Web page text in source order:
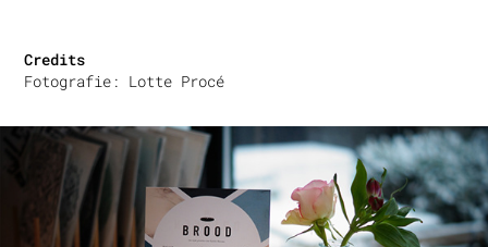
Credits
Fotografie: Lotte Procé